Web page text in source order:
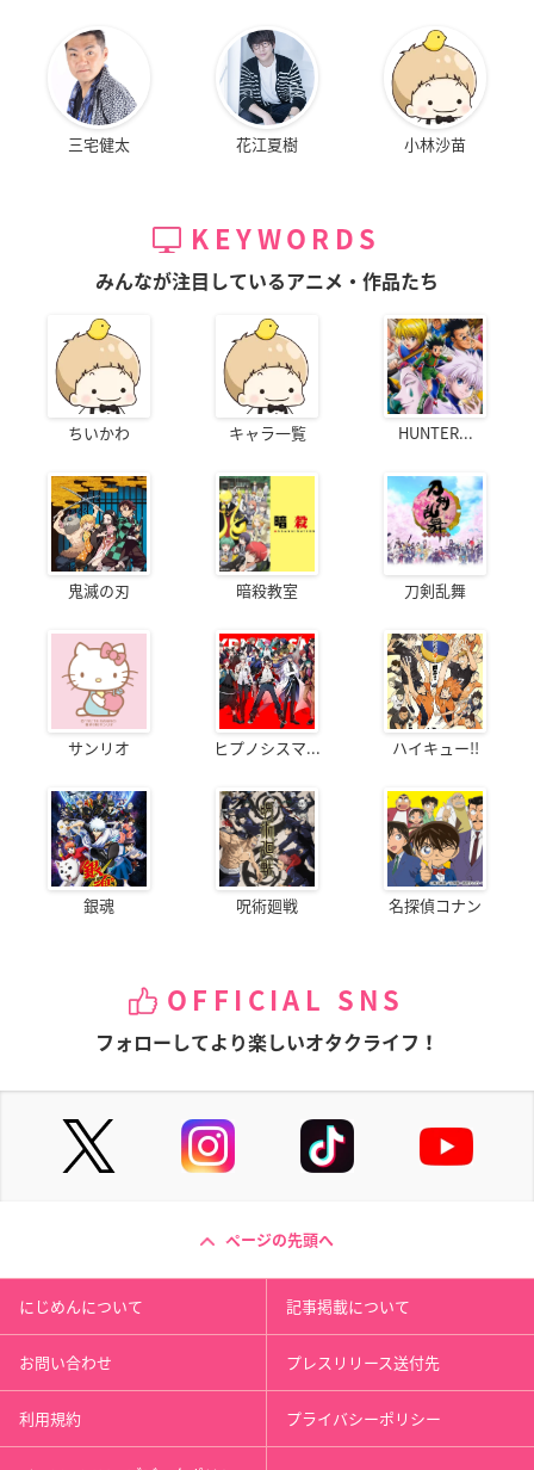
三宅健太 花江夏樹 小林沙苗
KEYWORDS
みんなが注目しているアニメ・作品たち
ちいかわ キャラ一覧 HUNTER...
鬼滅の刃 暗殺教室 刀剣乱舞
サンリオ ヒプノシスマ... ハイキュー!!
銀魂 呪術廻戦 名探偵コナン
OFFICIAL SNS
フォローしてより楽しいオタクライフ！
ページの先頭へ
にじめんについて 記事掲載について
お問い合わせ プレスリリース送付先
利用規約 プライバシーポリシー